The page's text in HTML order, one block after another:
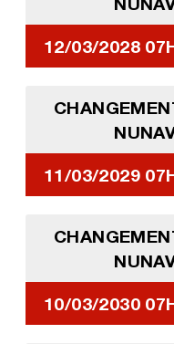
12/03/2028
11/03/2029
10/03/2030